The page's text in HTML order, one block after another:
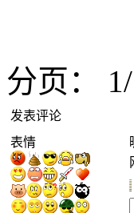
分页： 1/
发表评论
表情